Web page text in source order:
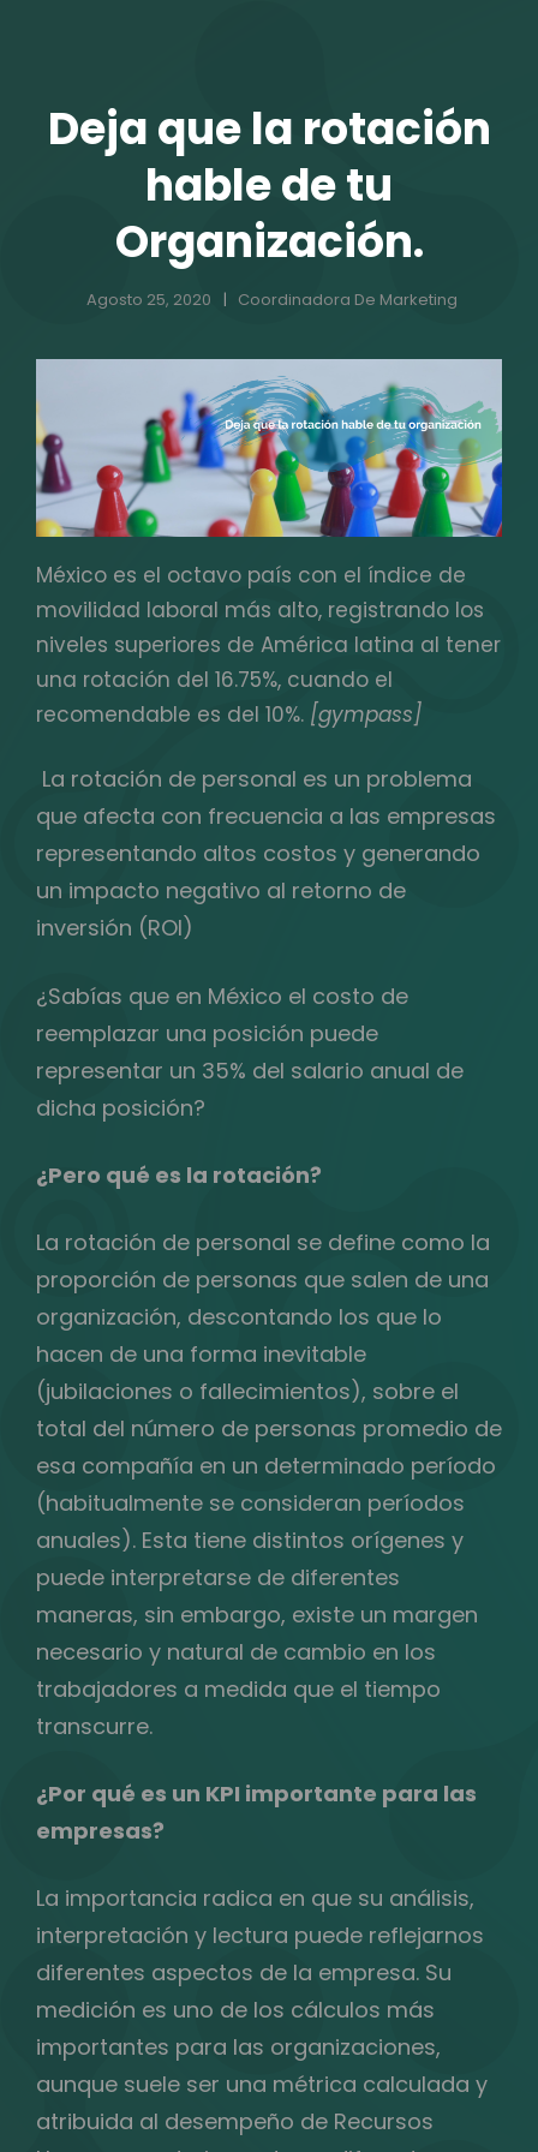
Deja que la rotación
hable de tu
Organización.
Agosto 25, 2020 Coordinadora De Marketing
México es el octavo país con el índice de
movilidad laboral más alto, registrando los
niveles superiores de América latina al tener
una rotación del 16.75%, cuando el
recomendable es del 10%. [gympass]
La rotación de personal es un problema
que afecta con frecuencia a las empresas
representando altos costos y generando
un impacto negativo al retorno de
inversión (ROI)
¿Sabías que en México el costo de
reemplazar una posición puede
representar un 35% del salario anual de
dicha posición?
¿Pero qué es la rotación?
La rotación de personal se define como la
proporción de personas que salen de una
organización, descontando los que lo
hacen de una forma inevitable
(jubilaciones o fallecimientos), sobre el
total del número de personas promedio de
esa compañía en un determinado período
(habitualmente se consideran períodos
anuales). Esta tiene distintos orígenes y
puede interpretarse de diferentes
maneras, sin embargo, existe un margen
necesario y natural de cambio en los
trabajadores a medida que el tiempo
transcurre.
¿Por qué es un KPI importante para las
empresas?
La importancia radica en que su análisis,
interpretación y lectura puede reflejarnos
diferentes aspectos de la empresa. Su
medición es uno de los cálculos más
importantes para las organizaciones,
aunque suele ser una métrica calculada y
atribuida al desempeño de Recursos